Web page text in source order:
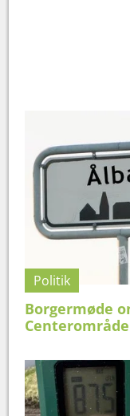
Politik
Borgermøde